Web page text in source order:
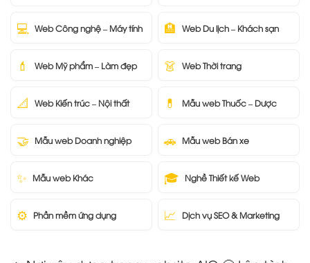
💻 Web Công nghệ – Máy tính 🏨 Web Du lịch – Khách sạn
💄 Web Mỹ phẩm – Làm đẹp 👗 Web Thời trang
📐 Web Kiến trúc – Nội thất 💊 Mẫu web Thuốc – Dược
🤝 Mẫu web Doanh nghiệp 🚗 Mẫu web Bán xe
✨ Mẫu web Khác 🎓 Nghề Thiết kế Web
⚙️ Phần mềm ứng dụng 📈 Dịch vụ SEO & Marketing